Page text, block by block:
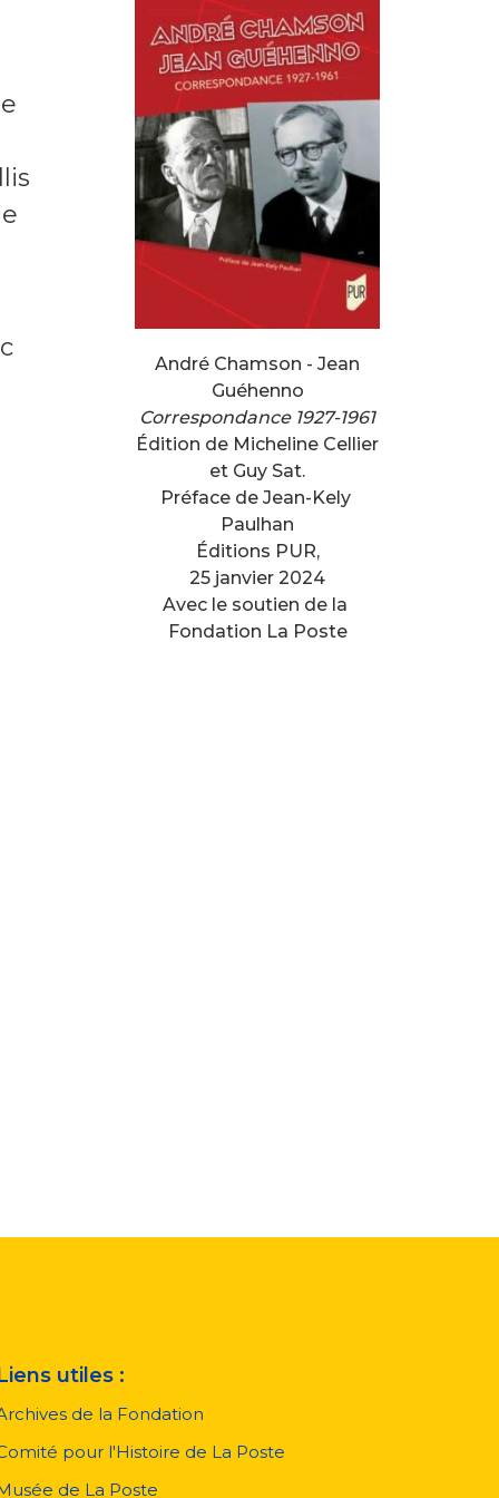
André Chamson - Jean
Guéhenno
Correspondance 1927-1961
Édition de Micheline Cellier
et Guy Sat.
Préface de Jean-Kely
Paulhan
Éditions PUR,
25 janvier 2024
Avec le soutien de la
Fondation La Poste
utiles :
de la Fondation
pour l'Histoire de La Poste
de La Poste